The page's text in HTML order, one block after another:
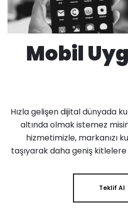
Mobil
Hızla gelişen dijital dünyada
altında olmak istemez
hizmetimizle, markanızı
taşıyarak daha geniş kitlelere
Teklif Al